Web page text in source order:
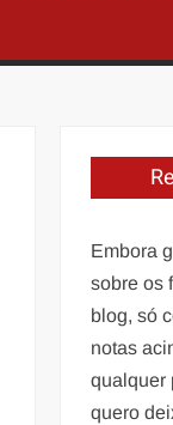
Embora
sobre os
blog, só
notas
qualquer
quero